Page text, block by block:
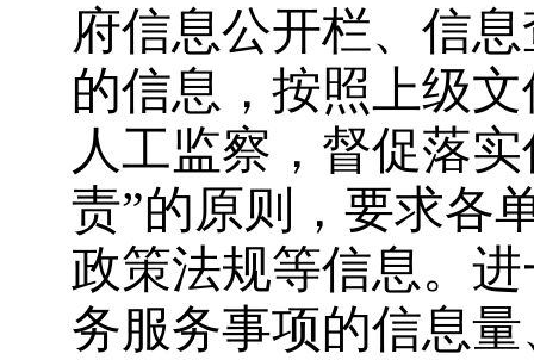
府信息公开栏、信
的信息，按照上级
人工监察，督促落
责”的原则，要求各
政策法规等信息。
务服务事项的信息